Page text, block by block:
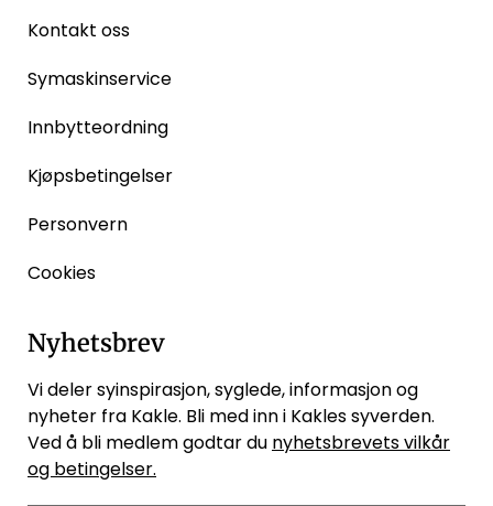
Kontakt oss
Symaskinservice
Innbytteordning
Kjøpsbetingelser
Personvern
Cookies
Nyhetsbrev
Vi deler syinspirasjon, syglede, informasjon og
nyheter fra Kakle. Bli med inn i Kakles syverden.
Ved å bli medlem godtar du nyhetsbrevets vilkår
og betingelser.